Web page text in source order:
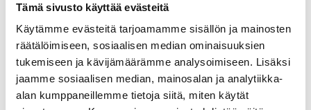
Tämä sivusto käyttää evästeitä
Käytämme evästeitä tarjoamamme sisällön ja mainosten
räätälöimiseen, sosiaalisen median ominaisuuksien
tukemiseen ja kävijämäärämme analysoimiseen. Lisäksi
jaamme sosiaalisen median, mainosalan ja analytiikka-
alan kumppaneillemme tietoja siitä, miten käytät
Taloyhtiön Y-tunnus:
0309648-2
Kiinteistötunnus:
853-065-0032-0003, 853-065-0032-0004